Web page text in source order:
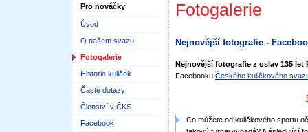
Pro nováčky
Úvod
O našem svazu
Fotogalerie
Historie kuliček
Časté dotazy
Členství v ČKS
Facebook
Fotogalerie
Nejnovější fotografie -
Nejnovější fotografie z oslav 135 let
Facebooku Českého kuličkového
Co můžete od kuličkového sportu